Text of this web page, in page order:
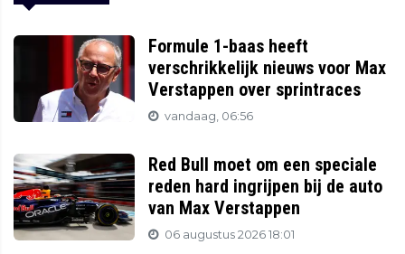
Formule 1-baas heeft
verschrikkelijk nieuws voor Max
Verstappen over sprintraces
vandaag, 06:56
Red Bull moet om een speciale
reden hard ingrijpen bij de auto
van Max Verstappen
06 augustus 2026 18:01